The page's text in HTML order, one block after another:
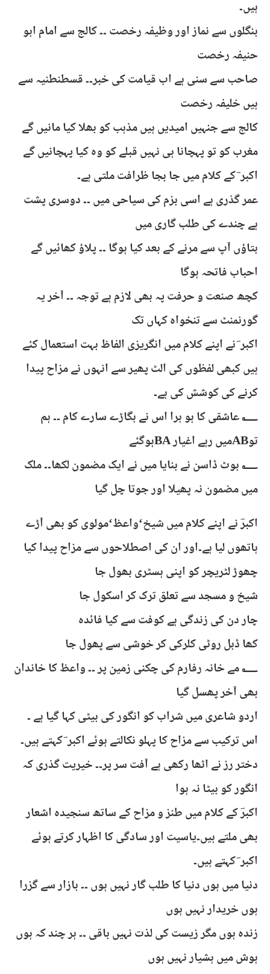
ہیں۔
بنگلوں سے نماز اور وظیفہ رخصت ۔۔ کالج سے امام ابو
حنیفہ رخصت
صاحب سے سنی ہے اب قیامت کی خبر۔۔ قسطنطنیہ سے
ہیں خلیفہ رخصت
کالج سے جنہیں امیدیں ہیں مذہب کو بھلا کیا مانیں گے
مغرب کو تو پہچانا ہی نہیں قبلے کو وہ کیا پہچانیں گے
اکبر ؔ کے کلام میں جا بجا ظرافت ملتی ہے۔
عمر گذری ہے اسی بزم کی سیاحی میں ۔۔ دوسری پشت
ہے چندے کی طلب گاری میں
بتاؤں آپ سے مرنے کے بعد کیا ہوگا ۔۔ پلاؤ کھائیں گے
احباب فاتحہ ہوگا
کچھ صنعت و حرفت پہ بھی لازم ہے توجہ ۔۔ آخر یہ
گورنمنٹ سے تنخواہ کہاں تک
اکبر ؔ نے اپنے کلام میں انگریزی الفاظ بہت استعمال کئے
ہیں کبھی لفظوں کی الٹ پھیر سے انہوں نے مزاح پیدا
کرنے کی کوشش کی ہے۔
؂ عاشقی کا ہو برا اس نے بگاڑے سارے کام ۔۔ ہم
توABمیں رہے اغیار BAہوگئے
؂ بوٹ ڈاسن نے بنایا میں نے ایک مضمون لکھا۔۔ ملک
میں مضمون نہ پھیلا اور جوتا چل گیا
اکبرؔ نے اپنے کلام میں شیخ‘واعظ‘مولوی کو بھی آڑے
ہاتھوں لیا ہے۔اور ان کی اصطلاحوں سے مزاح پیدا کیا
چھوڑ لٹریچر کو اپنی ہسٹری بھول جا
شیخ و مسجد سے تعلق ترک کر اسکول جا
چار دن کی زندگی ہے کوفت سے کیا فائدہ
کھا ڈبل روٹی کلرکی کر خوشی سے پھول جا
؂ مے خانہ رفارم کی چکنی زمین پر ۔۔ واعظ کا خاندان
بھی آخر پھسل گیا
اردو شاعری میں شراب کو انگور کی بیٹی کہا گیا ہے ۔
اس ترکیب سے مزاح کا پہلو نکالتے ہوئے اکبر ؔ کہتے ہیں۔
دختر رز نے اٹھا رکھی ہے آفت سر پر۔۔ خیریت گذری کہ
انگور کو بیٹا نہ ہوا
اکبرؔ کے کلام میں طنز و مزاح کے ساتھ سنجیدہ اشعار
بھی ملتے ہیں۔یاسیت اور سادگی کا اظہار کرتے ہوئے
اکبر ؔ کہتے ہیں۔
دنیا میں ہوں دنیا کا طلب گار نہیں ہوں ۔۔ بازار سے گزرا
ہوں خریدار نہیں ہوں
زندہ ہوں مگر زیست کی لذت نہیں باقی ۔۔ ہر چند کہ ہوں
ہوش میں ہشیار نہیں ہوں